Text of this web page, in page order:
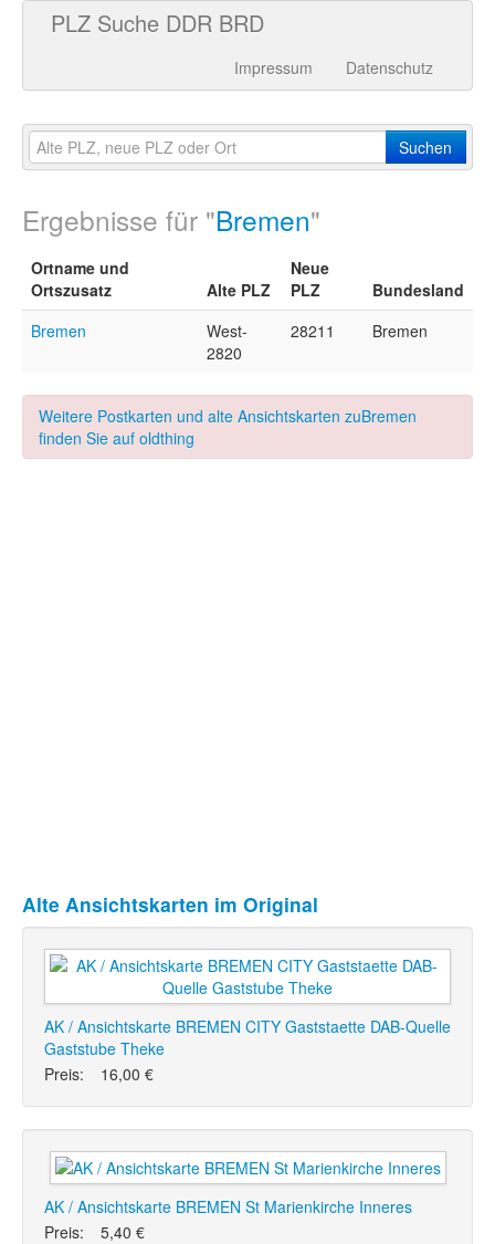
PLZ Suche DDR BRD
Impressum Datenschutz
Suchen
Ergebnisse für "Bremen"
Ortname und
Ortszusatz
Alte PLZ
Neue
PLZ
Bundesland
Bremen
West-
2820
28211 Bremen
Weitere Postkarten und alte Ansichtskarten zuBremen
finden Sie auf oldthing
Alte Ansichtskarten im Original
AK / Ansichtskarte BREMEN CITY Gaststaette DAB-Quelle
Gaststube Theke
Preis:
16,00 €
AK / Ansichtskarte BREMEN St Marienkirche Inneres
Preis:
5,40 €